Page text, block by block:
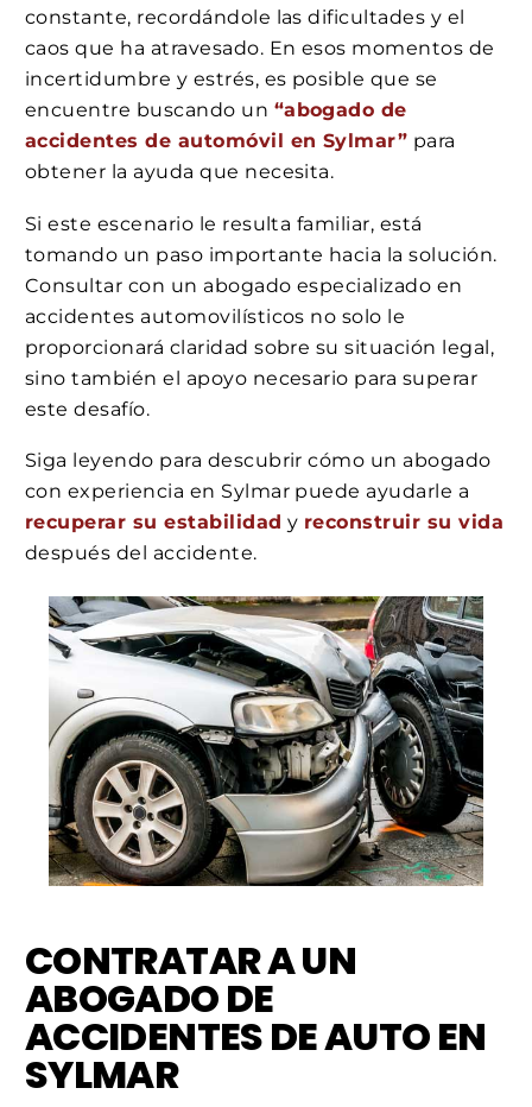
constante, recordándole las dificultades y el
caos que ha atravesado. En esos momentos de
incertidumbre y estrés, es posible que se
encuentre buscando un “abogado de
accidentes de automóvil en Sylmar” para
obtener la ayuda que necesita.
Si este escenario le resulta familiar, está
tomando un paso importante hacia la solución.
Consultar con un abogado especializado en
accidentes automovilísticos no solo le
proporcionará claridad sobre su situación legal,
sino también el apoyo necesario para superar
este desafío.
Siga leyendo para descubrir cómo un abogado
con experiencia en Sylmar puede ayudarle a
recuperar su estabilidad y reconstruir su vida
después del accidente.
CONTRATAR A UN
ABOGADO DE
ACCIDENTES DE AUTO EN
SYLMAR